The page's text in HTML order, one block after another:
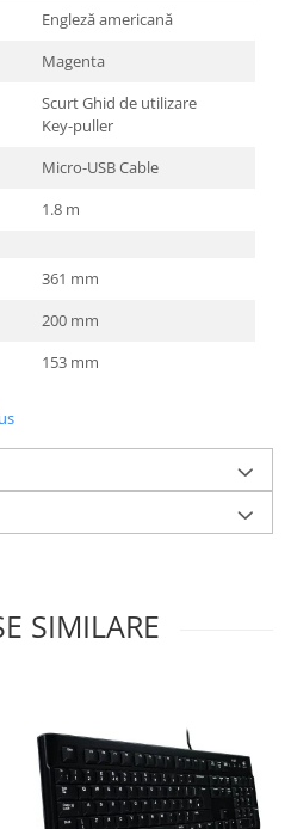
Engleză americană
Magenta
Scurt Ghid de utilizare
Key-puller
Micro-USB Cable
1.8 m
361 mm
200 mm
153 mm
SIMILARE